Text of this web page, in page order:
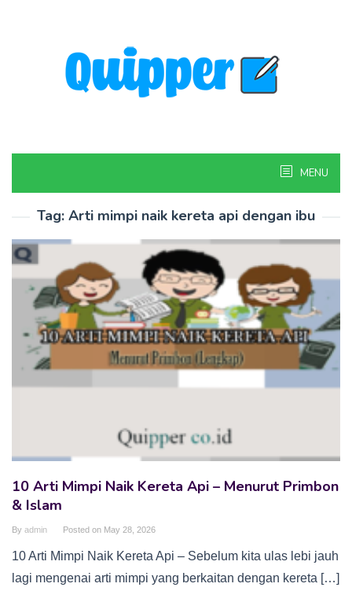
MENU
Tag: Arti mimpi naik kereta api dengan ibu
10 Arti Mimpi Naik Kereta Api – Menurut Primbon
& Islam
By admin Posted on May 28, 2026
10 Arti Mimpi Naik Kereta Api – Sebelum kita ulas lebi jauh
lagi mengenai arti mimpi yang berkaitan dengan kereta […]